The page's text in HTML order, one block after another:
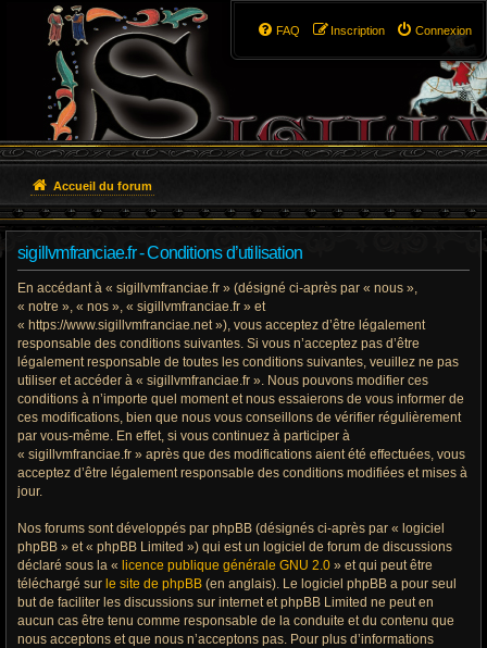
Connexion
Inscription
FAQ
Accueil du forum
sigillvmfranciae.fr - Conditions d’utilisation
En accédant à « sigillvmfranciae.fr » (désigné ci-après par « nous »,
« notre », « nos », « sigillvmfranciae.fr » et
« https://www.sigillvmfranciae.net »), vous acceptez d’être légalement
responsable des conditions suivantes. Si vous n’acceptez pas d’être
légalement responsable de toutes les conditions suivantes, veuillez ne pas
utiliser et accéder à « sigillvmfranciae.fr ». Nous pouvons modifier ces
conditions à n’importe quel moment et nous essaierons de vous informer de
ces modifications, bien que nous vous conseillons de vérifier régulièrement
par vous-même. En effet, si vous continuez à participer à
« sigillvmfranciae.fr » après que des modifications aient été effectuées, vous
acceptez d’être légalement responsable des conditions modifiées et mises à
jour.
Nos forums sont développés par phpBB (désignés ci-après par « logiciel
phpBB » et « phpBB Limited ») qui est un logiciel de forum de discussions
déclaré sous la « licence publique générale GNU 2.0 » et qui peut être
téléchargé sur le site de phpBB (en anglais). Le logiciel phpBB a pour seul
but de faciliter les discussions sur internet et phpBB Limited ne peut en
aucun cas être tenu comme responsable de la conduite et du contenu que
nous acceptons et que nous n’acceptons pas. Pour plus d’informations